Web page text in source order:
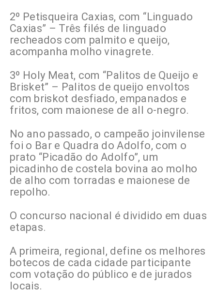
2º Petisqueira Caxias, com “Linguado
Caxias” – Três filés de linguado
recheados com palmito e queijo,
acompanha molho vinagrete.
3º Holy Meat, com “Palitos de Queijo e
Brisket” – Palitos de queijo envoltos
com briskot desfiado, empanados e
fritos, com maionese de all o-negro.
No ano passado, o campeão joinvilense
foi o Bar e Quadra do Adolfo, com o
prato “Picadão do Adolfo”, um
picadinho de costela bovina ao molho
de alho com torradas e maionese de
repolho.
O concurso nacional é dividido em duas
etapas.
A primeira, regional, define os melhores
botecos de cada cidade participante
com votação do público e de jurados
locais.